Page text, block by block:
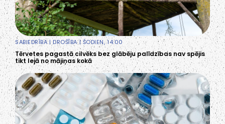
SABIEDRĪBA|DROŠĪBA| ŠODIEN, 14:00
Tērvetes pagastā cilvēks bez glābēju palīdzības nav spējis
tikt lejā no mājiņas kokā